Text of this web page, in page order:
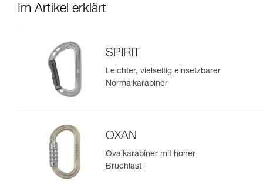
Im Artikel erklärt
SPIRIT
Leichter, vielseitig einsetzbarer
Normalkarabiner
OXAN
Ovalkarabiner mit hoher
Bruchlast